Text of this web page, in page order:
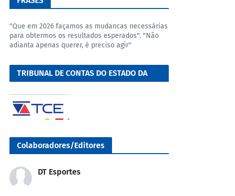
"Que em 2026 façamos as mudancas necessárias
para obtermos os resultados esperados". "Não
adianta apenas querer, é preciso agir"
TRIBUNAL DE CONTAS DO ESTADO DA
Colaboradores/Editores
DT Esportes